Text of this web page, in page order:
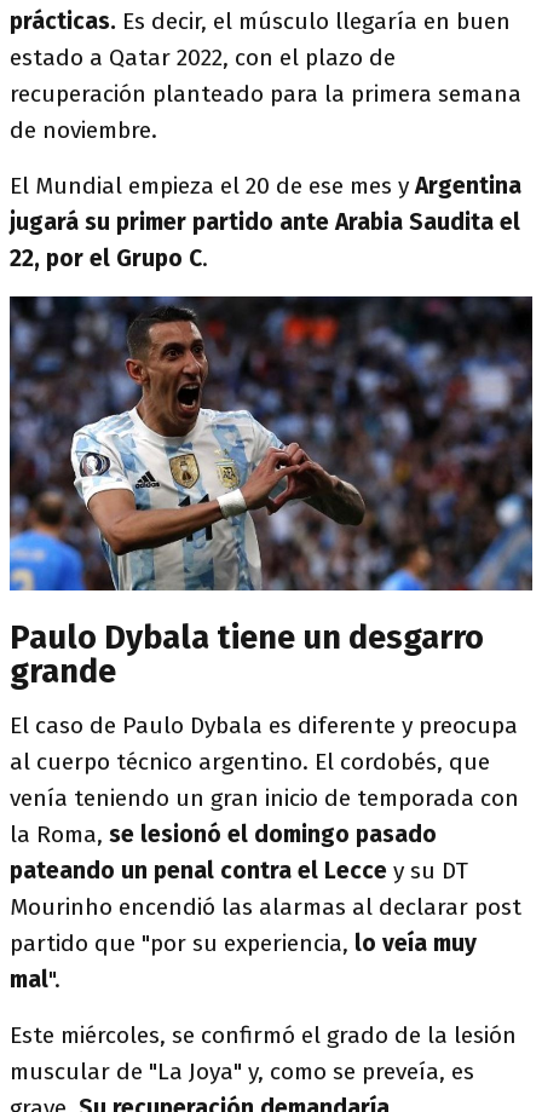
prácticas. Es decir, el músculo llegaría en buen
estado a Qatar 2022, con el plazo de
recuperación planteado para la primera semana
de noviembre.
El Mundial empieza el 20 de ese mes yArgentina
jugará su primer partido ante Arabia Saudita el
22, por el Grupo C.
Paulo Dybala tiene un desgarro
grande
El caso de Paulo Dybala es diferente y preocupa
al cuerpo técnico argentino. El cordobés, que
venía teniendo un gran inicio de temporada con
la Roma, se lesionó el domingo pasado
pateando un penal contra el Lecce y su DT
Mourinho encendió las alarmas al declarar post
partido que "por su experiencia, lo veía muy
mal".
Este miércoles, se confirmó el grado de la lesión
muscular de "La Joya" y, como se preveía, es